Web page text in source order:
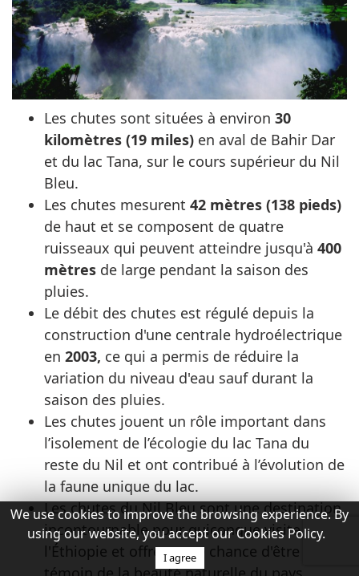
Les chutes sont situées à environ 30
kilomètres (19 miles) en aval de Bahir Dar
et du lac Tana, sur le cours supérieur du Nil
Bleu.
Les chutes mesurent 42 mètres (138 pieds)
de haut et se composent de quatre
ruisseaux qui peuvent atteindre jusqu'à 400
mètres de large pendant la saison des
pluies.
Le débit des chutes est régulé depuis la
construction d'une centrale hydroélectrique
en 2003, ce qui a permis de réduire la
variation du niveau d'eau sauf durant la
saison des pluies.
Les chutes jouent un rôle important dans
l’isolement de l’écologie du lac Tana du
reste du Nil et ont contribué à l’évolution de
la faune unique du lac.
Les chutes du Nil Bleu sont une destination
incontournable pour quiconque visite
l'Éthiopie et offrent une chance d'être
We use cookies to improve the browsing experience. By
using our website, you accept our Cookies Policy.
I agree